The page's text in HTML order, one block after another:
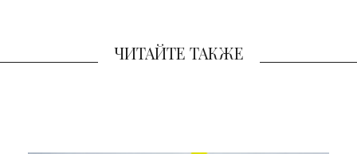
ЧИТАЙТЕ ТАКЖЕ